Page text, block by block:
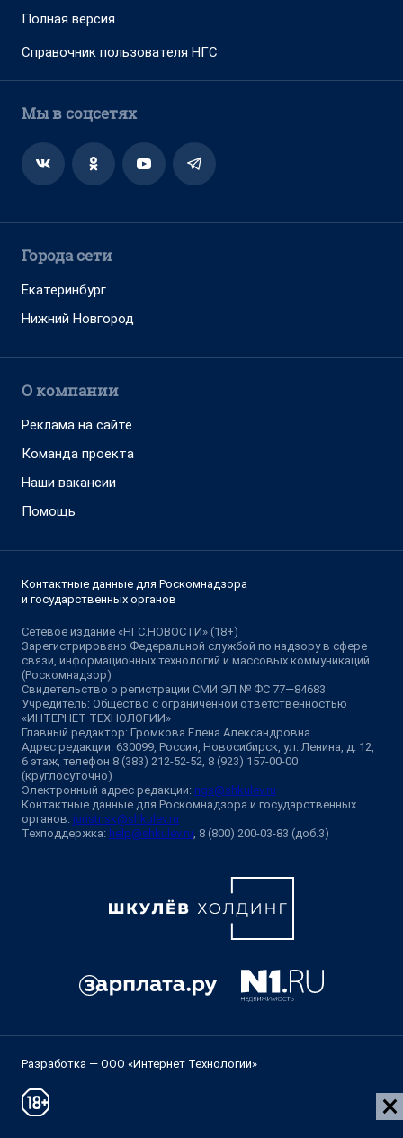
Полная версия
Справочник пользователя НГС
Мы в соцсетях
Города сети
Екатеринбург
Нижний Новгород
О компании
Реклама на сайте
Команда проекта
Наши вакансии
Помощь
Контактные данные для Роскомнадзора
и государственных органов
Сетевое издание «НГС.НОВОСТИ» (18+)
Зарегистрировано Федеральной службой по надзору в сфере
связи, информационных технологий и массовых коммуникаций
(Роскомнадзор)
Свидетельство о регистрации СМИ ЭЛ № ФС 77—84683
Учредитель: Общество с ограниченной ответственностью
«ИНТЕРНЕТ ТЕХНОЛОГИИ»
Главный редактор: Громкова Елена Александровна
Адрес редакции: 630099, Россия, Новосибирск, ул. Ленина, д. 12,
6 этаж, телефон 8 (383) 212-52-52, 8 (923) 157-00-00
(круглосуточно)
Электронный адрес редакции: ngs@shkulev.ru
Контактные данные для Роскомнадзора и государственных
органов: juristnsk@shkulev.ru
Техподдержка: help@shkulev.ru , 8 (800) 200-03-83 (доб.3)
Разработка — ООО «Интернет Технологии»